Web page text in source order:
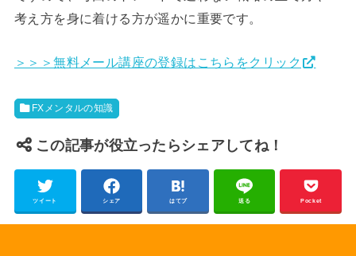
考え方を身に着ける方が遥かに重要です。
＞＞＞無料メール講座の登録はこちらをクリック
FXメンタルの知識
この記事が役立ったらシェアしてね！
ツイート シェア はてブ 送る Pocket